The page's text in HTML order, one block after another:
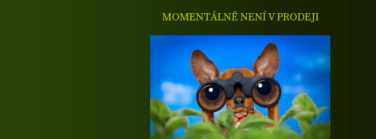
MOMENTÁLNĚ NENÍ V PRODEJI